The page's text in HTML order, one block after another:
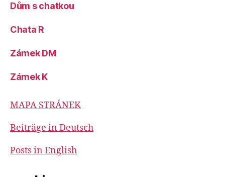
Dům s chatkou
Chata R
Zámek DM
Zámek K
MAPA STRÁNEK
Beiträge in Deutsch
Posts in English